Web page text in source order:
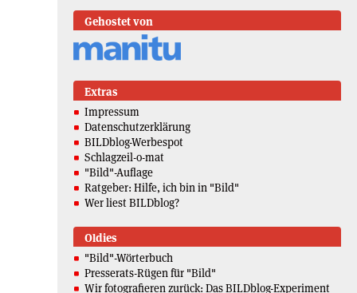
Gehostet von
Extras
Impressum
Datenschutzerklärung
BILDblog-Werbespot
Schlagzeil-o-mat
"Bild"-Auflage
Ratgeber: Hilfe, ich bin in "Bild"
Wer liest BILDblog?
Oldies
"Bild"-Wörterbuch
Presserats-Rügen für "Bild"
Wir fotografieren zurück: Das BILDblog-Experiment